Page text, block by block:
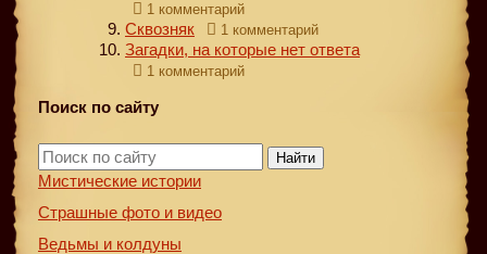
1 комментарий
Сквозняк 1 комментарий
Загадки, на которые нет ответа
1 комментарий
Поиск по сайту
Найти
Мистические истории
Страшные фото и видео
Ведьмы и колдуны